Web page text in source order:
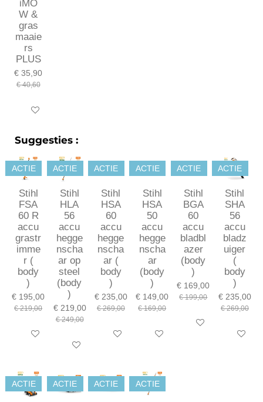
iMO
W &
gras
maaie
rs
PLUS
€ 35,90
€ 40,60
In winkelwagen
Suggesties :
ACTIE
Stihl
FSA
60 R
accu
grastr
imme
r (
body
)
€ 195,00
€ 219,00
In winkelwagen
ACTIE
Stihl
HLA
56
accu
hegge
nscha
ar op
steel
(body
)
€ 219,00
€ 249,00
In winkelwagen
ACTIE
Stihl
HSA
60
accu
hegge
nscha
ar (
body
)
€ 235,00
€ 269,00
In winkelwagen
ACTIE
Stihl
HSA
50
accu
hegge
nscha
ar
(body
)
€ 149,00
€ 169,00
In winkelwagen
ACTIE
Stihl
BGA
60
accu
bladbl
azer
(body
)
€ 169,00
€ 199,00
In winkelwagen
ACTIE
Stihl
SHA
56
accu
bladz
uiger
(
body
)
€ 235,00
€ 269,00
In
ACTIE ACTIE ACTIE ACTIE